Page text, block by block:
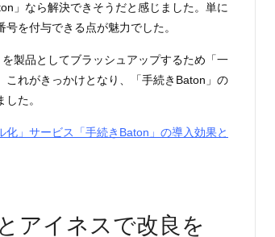
」なら解決できそうだと感じました。単に
を付与できる点が魅力でした。
製品としてブラッシュアップするため「一
れがきっかけとなり、「手続きBaton」の
た。
」サービス「手続きBaton」の導入効果と
アイネスで改良を